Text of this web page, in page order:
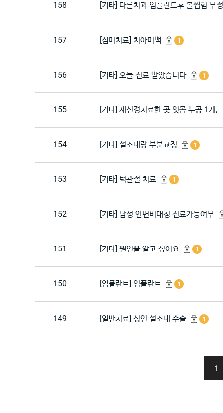
158 [기타] 다른치과 임플란트후 볼씹힘 부
157 [심미치료] 치아미백 1
156 [기타] 오늘 진료 받았습니다 1
155 [기타] 재신경치료한 곳 잇몸 누공 1개,
154 [기타] 설소대랑 부분교정 1
153 [기타] 턱관절 치료 1
152 [기타] 남성 안면비대칭 진료가능여부
151 [기타] 원인을 알고 싶어요 1
150 [임플란트] 임플란트 1
149 [일반치료] 성인 설소대 수술 1
1